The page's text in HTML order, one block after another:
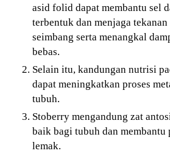
asid folid dapat membantu sel
terbentuk dan menjaga tekanan
seimbang serta menangkal
bebas.
Selain itu, kandungan nutrisi
dapat meningkatkan proses
tubuh.
Stoberry mengandung zat
baik bagi tubuh dan membantu
lemak.